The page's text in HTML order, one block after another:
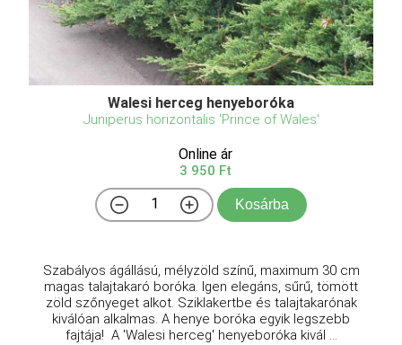
Walesi herceg henyeboróka
Juniperus horizontalis 'Prince of Wales'
Online ár
3 950 Ft
Kosárba
Szabályos ágállású, mélyzöld színű, maximum 30 cm
magas talajtakaró boróka. Igen elegáns, sűrű, tömött
zöld szőnyeget alkot. Sziklakertbe és talajtakarónak
kiválóan alkalmas. A henye boróka egyik legszebb
fajtája! A 'Walesi herceg' henyeboróka kivál ...